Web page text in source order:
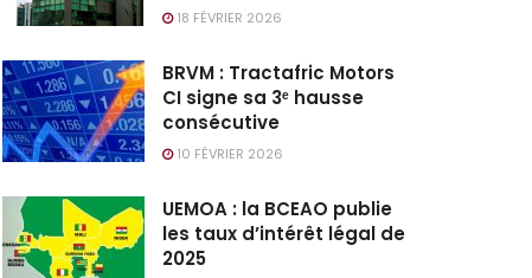
18 FÉVRIER 2026
BRVM : Tractafric Motors
CI signe sa 3ᵉ hausse
consécutive
10 FÉVRIER 2026
UEMOA : la BCEAO publie
les taux d’intérêt légal de
2025